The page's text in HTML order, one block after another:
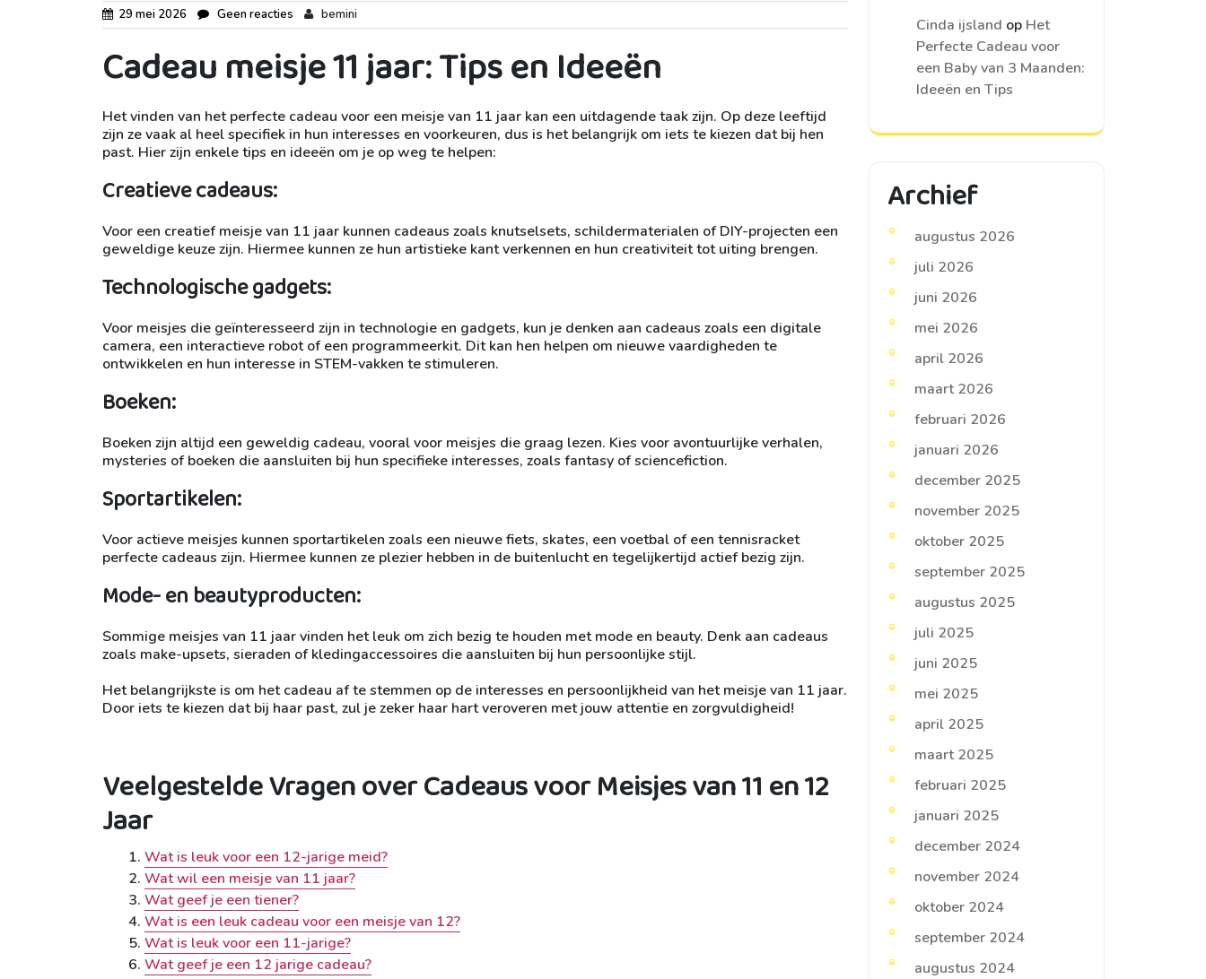
29 mei 2026 Geen reacties bemini
Cadeau meisje 11 jaar: Tips en Ideeën
Het vinden van het perfecte cadeau voor een meisje van 11 jaar kan een uitdagende taak zijn. Op deze leeftijd
zijn ze vaak al heel specifiek in hun interesses en voorkeuren, dus is het belangrijk om iets te kiezen dat bij hen
past. Hier zijn enkele tips en ideeën om je op weg te helpen:
Creatieve cadeaus:
Voor een creatief meisje van 11 jaar kunnen cadeaus zoals knutselsets, schildermaterialen of DIY-projecten een
geweldige keuze zijn. Hiermee kunnen ze hun artistieke kant verkennen en hun creativiteit tot uiting brengen.
Technologische gadgets:
Voor meisjes die geïnteresseerd zijn in technologie en gadgets, kun je denken aan cadeaus zoals een digitale
camera, een interactieve robot of een programmeerkit. Dit kan hen helpen om nieuwe vaardigheden te
ontwikkelen en hun interesse in STEM-vakken te stimuleren.
Boeken:
Boeken zijn altijd een geweldig cadeau, vooral voor meisjes die graag lezen. Kies voor avontuurlijke verhalen,
mysteries of boeken die aansluiten bij hun specifieke interesses, zoals fantasy of sciencefiction.
Sportartikelen:
Voor actieve meisjes kunnen sportartikelen zoals een nieuwe fiets, skates, een voetbal of een tennisracket
perfecte cadeaus zijn. Hiermee kunnen ze plezier hebben in de buitenlucht en tegelijkertijd actief bezig zijn.
Mode- en beautyproducten:
Sommige meisjes van 11 jaar vinden het leuk om zich bezig te houden met mode en beauty. Denk aan cadeaus
zoals make-upsets, sieraden of kledingaccessoires die aansluiten bij hun persoonlijke stijl.
Het belangrijkste is om het cadeau af te stemmen op de interesses en persoonlijkheid van het meisje van 11 jaar.
Door iets te kiezen dat bij haar past, zul je zeker haar hart veroveren met jouw attentie en zorgvuldigheid!
Veelgestelde Vragen over Cadeaus voor Meisjes van 11 en 12
Jaar
Wat is leuk voor een 12-jarige meid?
Wat wil een meisje van 11 jaar?
Wat geef je een tiener?
Wat is een leuk cadeau voor een meisje van 12?
Wat is leuk voor een 11-jarige?
Wat geef je een 12 jarige cadeau?
Cinda ijsland op Het
Perfecte Cadeau voor
een Baby van 3 Maanden:
Ideeën en Tips
Archief
augustus 2026
juli 2026
juni 2026
mei 2026
april 2026
maart 2026
februari 2026
januari 2026
december 2025
november 2025
oktober 2025
september 2025
augustus 2025
juli 2025
juni 2025
mei 2025
april 2025
maart 2025
februari 2025
januari 2025
december 2024
november 2024
oktober 2024
september 2024
augustus 2024